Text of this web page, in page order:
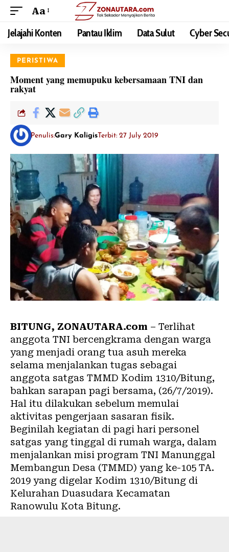
Aa
Jelajahi Konten Pantau Iklim Data Sulut Cyber
PERISTIWA
Moment yang memupuku kebersamaan TNI dan
rakyat
Penulis:Gary KaligisTerbit: 27 July 2019
BITUNG, ZONAUTARA.com – Terlihat
anggota TNI bercengkrama dengan warga
yang menjadi orang tua asuh mereka
selama menjalankan tugas sebagai
anggota satgas TMMD Kodim 1310/Bitung,
bahkan sarapan pagi bersama, (26/7/2019).
Hal itu dilakukan sebelum memulai
aktivitas pengerjaan sasaran fisik.
Beginilah kegiatan di pagi hari personel
satgas yang tinggal di rumah warga, dalam
menjalankan misi program TNI Manunggal
Membangun Desa (TMMD) yang ke-105 TA.
2019 yang digelar Kodim 1310/Bitung di
Kelurahan Duasudara Kecamatan
Ranowulu Kota Bitung.